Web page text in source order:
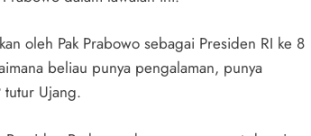
oleh Pak Prabowo sebagai Presiden RI ke 8
beliau punya pengalaman, punya
Ujang.